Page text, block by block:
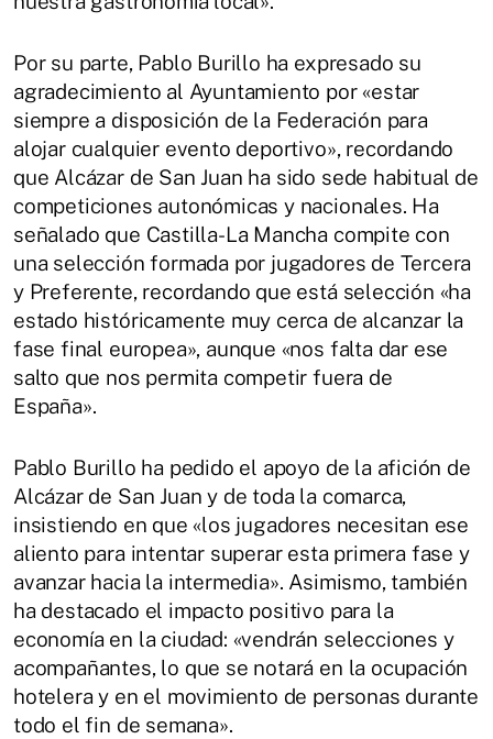
Por su parte, Pablo Burillo ha expresado su
agradecimiento al Ayuntamiento por «estar
siempre a disposición de la Federación para
alojar cualquier evento deportivo», recordando
que Alcázar de San Juan ha sido sede habitual de
competiciones autonómicas y nacionales. Ha
señalado que Castilla-La Mancha compite con
una selección formada por jugadores de Tercera
y Preferente, recordando que está selección «ha
estado históricamente muy cerca de alcanzar la
fase final europea», aunque «nos falta dar ese
salto que nos permita competir fuera de
España».
Pablo Burillo ha pedido el apoyo de la afición de
Alcázar de San Juan y de toda la comarca,
insistiendo en que «los jugadores necesitan ese
aliento para intentar superar esta primera fase y
avanzar hacia la intermedia». Asimismo, también
ha destacado el impacto positivo para la
economía en la ciudad: «vendrán selecciones y
acompañantes, lo que se notará en la ocupación
hotelera y en el movimiento de personas durante
todo el fin de semana».